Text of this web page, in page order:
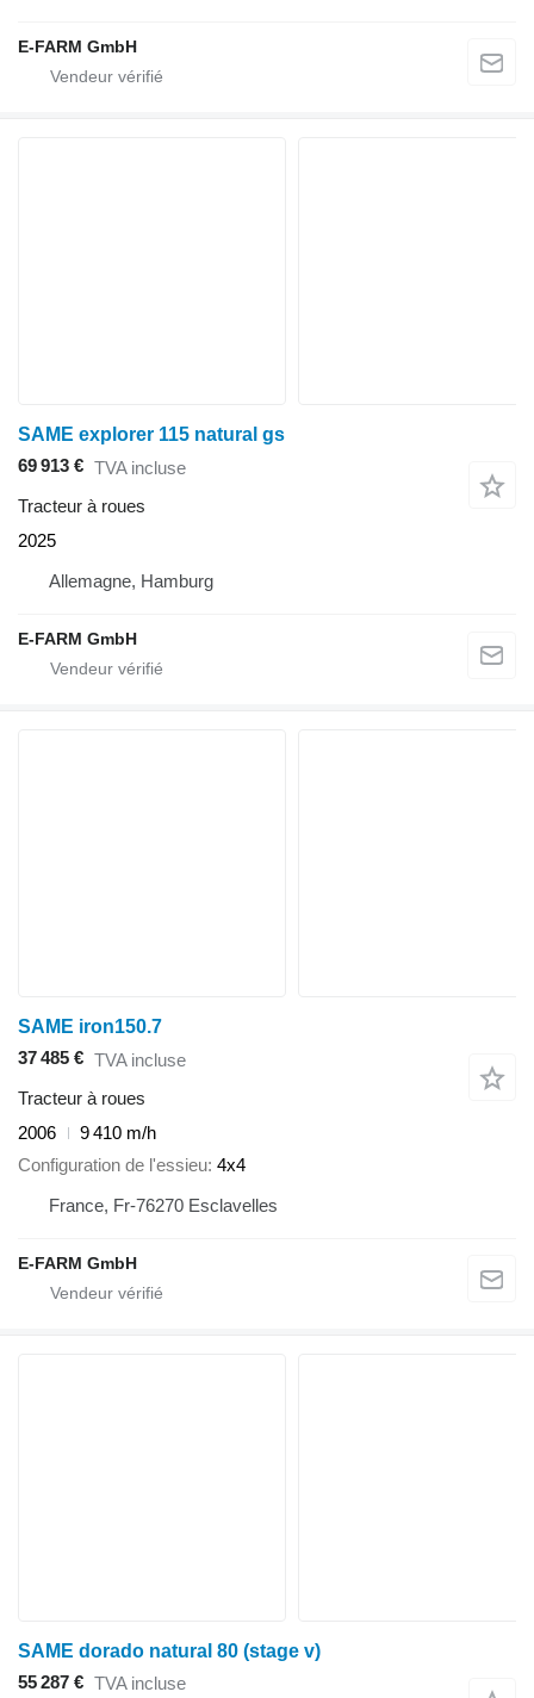
E-FARM GmbH
SAME explorer 115 natural gs
69 913 € TVA incluse
Tracteur à roues
2025
Allemagne, Hamburg
E-FARM GmbH
SAME iron150.7
37 485 € TVA incluse
Tracteur à roues
2006
9 410 m/h
Configuration de l'essieu 4x4
France, Fr-76270 Esclavelles
E-FARM GmbH
SAME dorado natural 80 (stage v)
55 287 € TVA incluse